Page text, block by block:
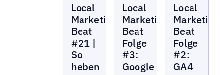
Marketing
Beat
Local
Marketing
Beat
#21 |
So
heben
Marketing
Beat
Local
Marketing
Beat
Folge
#3:
Google
Marketing
Beat
Local
Marketing
Beat
Folge
#2:
GA4